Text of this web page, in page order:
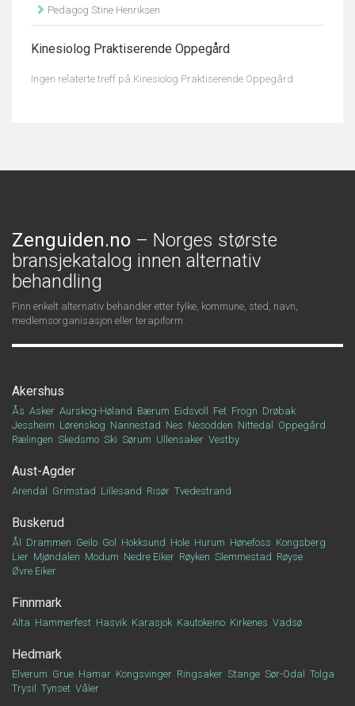
Pedagog Stine Henriksen
Kinesiolog Praktiserende Oppegård
Ingen relaterte treff på Kinesiolog Praktiserende Oppegård
Zenguiden.no – Norges største
bransjekatalog innen alternativ
behandling
Finn enkelt alternativ behandler etter fylke, kommune, sted, navn,
medlemsorganisasjon eller terapiform.
Akershus
Ås Asker Aurskog-Høland Bærum Eidsvoll Fet Frogn Drøbak
Jessheim Lørenskog Nannestad Nes Nesodden Nittedal
Oppegård
Rælingen Skedsmo Ski Sørum Ullensaker Vestby
Aust-Agder
Arendal Grimstad Lillesand Risør Tvedestrand
Buskerud
Ål Drammen Geilo Gol Hokksund Hole Hurum Hønefoss Kongsberg
Lier Mjøndalen Modum Nedre Eiker Røyken Slemmestad Røyse
Øvre Eiker
Finnmark
Alta Hammerfest Hasvik Karasjok Kautokeino Kirkenes Vadsø
Hedmark
Elverum Grue Hamar Kongsvinger Ringsaker Stange Sør-Odal
Tolga
Trysil
Tynset Våler